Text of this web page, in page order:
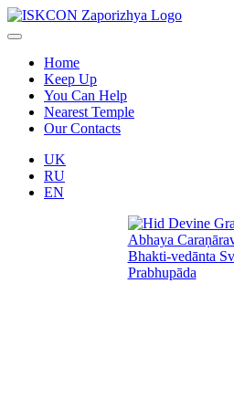
Home
Keep Up
You Can Help
Nearest Temple
Our Contacts
UK
RU
EN